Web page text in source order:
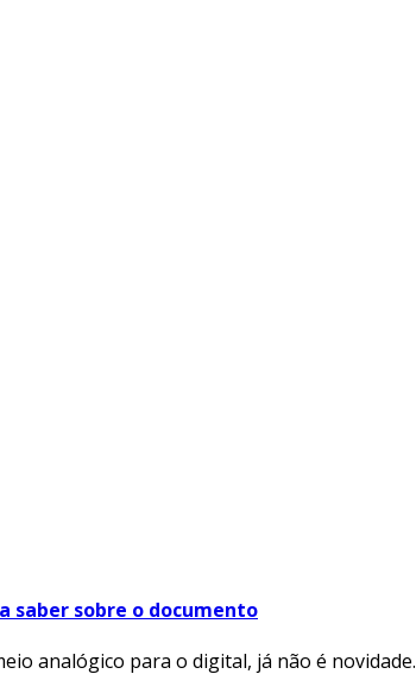
saber sobre o documento
analógico para o digital, já não é novidade.